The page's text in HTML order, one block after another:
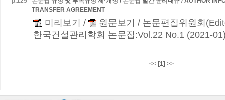
TRANSFER AGREEMENT
미리보기 / 원문보기
/ 논문편집위원회
한국건설관리학회 논문집:Vol.22 No.1 (2021-
<< [1] >>